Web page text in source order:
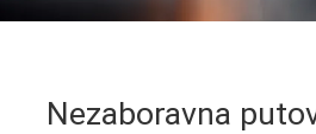
Nezaboravna